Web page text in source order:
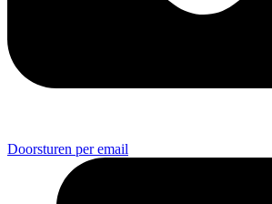
Doorsturen per email